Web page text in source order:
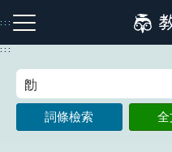
到
主
:::
注音索引圖示 筆畫索
:::
詞條檢索 全